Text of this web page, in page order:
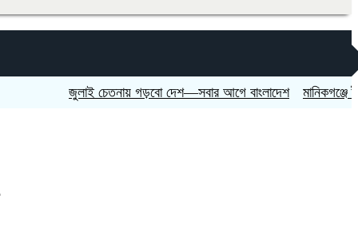
জুলাই চেতনায় গড়বো দেশ—সবার আগে বাংলাদেশ মানিকগঞ্জে ট্রাকের